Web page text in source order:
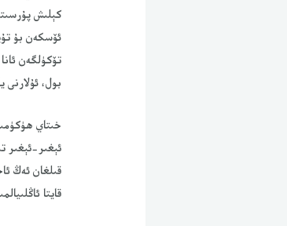
كېلىش
ئۆسكەن بۇ
تۆكۈلگەن
بول،
خىتاي
ئېغىر-ئېغىر
قىلغان ئەڭ
قايتا